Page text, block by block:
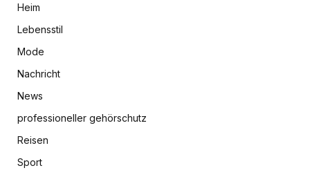
Heim
Lebensstil
Mode
Nachricht
News
professioneller gehörschutz
Reisen
Sport